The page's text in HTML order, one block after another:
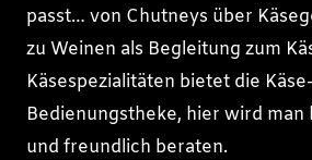
passt… von Chutneys über
zu Weinen als Begleitung zum
Käsespezialitäten bietet die Käse-
Bedienungstheke, hier wird
und freundlich beraten.